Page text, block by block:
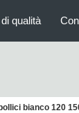
qualità
bianco 120